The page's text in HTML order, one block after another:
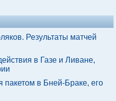
Результаты матчей
в Газе и Ливане,
пакетом в Бней-Браке, его